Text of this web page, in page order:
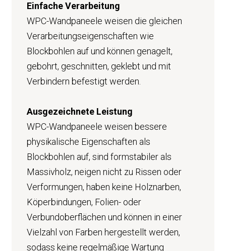
Einfache Verarbeitung
WPC-Wandpaneele weisen die gleichen
Verarbeitungseigenschaften wie
Blockbohlen auf und können genagelt,
gebohrt, geschnitten, geklebt und mit
Verbindern befestigt werden.
Ausgezeichnete Leistung
WPC-Wandpaneele weisen bessere
physikalische Eigenschaften als
Blockbohlen auf, sind formstabiler als
Massivholz, neigen nicht zu Rissen oder
Verformungen, haben keine Holznarben,
Köperbindungen, Folien- oder
Verbundoberflächen und können in einer
Vielzahl von Farben hergestellt werden,
sodass keine regelmäßige Wartung